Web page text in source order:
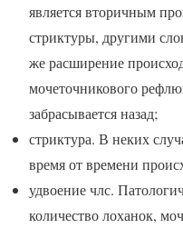
является вторичным
стриктуры, другими
же расширение
мочеточникового
забрасывается назад;
стриктура. В неких
время от времени
удвоение члс.
количество лоханок,